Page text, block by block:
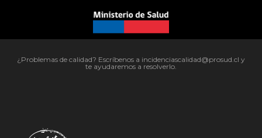
¿Problemas de calidad? Escríbenos a incidenciascalidad@prosud.cl y
te ayudaremos a resolverlo.